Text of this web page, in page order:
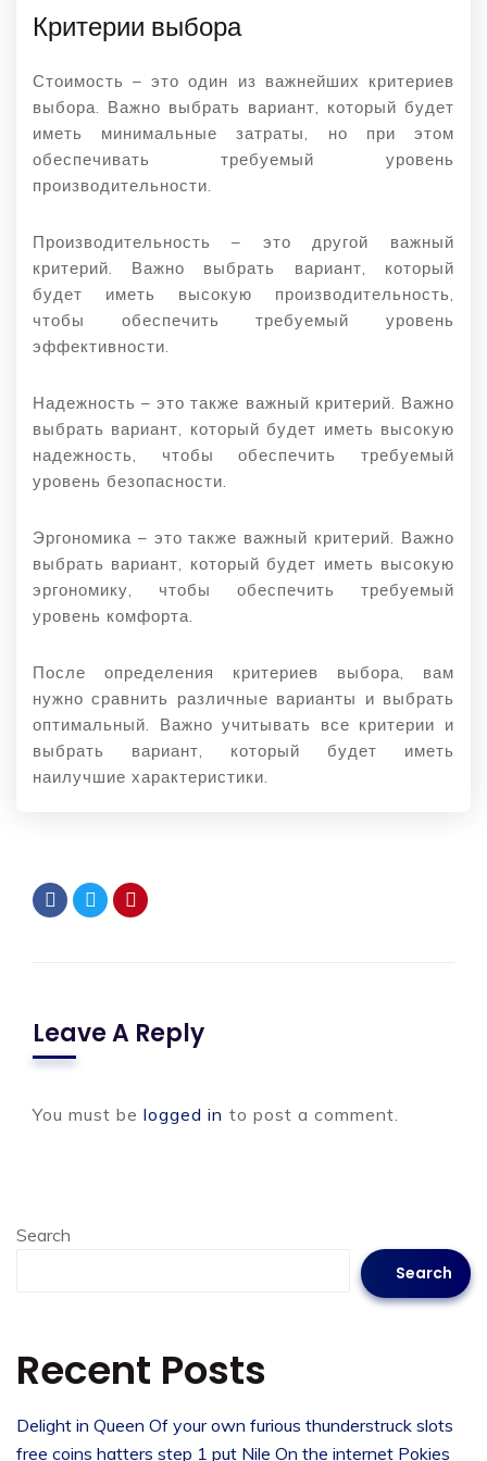
Критерии выбора
Стоимость – это один из важнейших критериев
выбора. Важно выбрать вариант, который будет
иметь минимальные затраты, но при этом
обеспечивать требуемый уровень
производительности.
Производительность – это другой важный
критерий. Важно выбрать вариант, который
будет иметь высокую производительность,
чтобы обеспечить требуемый уровень
эффективности.
Надежность – это также важный критерий. Важно
выбрать вариант, который будет иметь высокую
надежность, чтобы обеспечить требуемый
уровень безопасности.
Эргономика – это также важный критерий. Важно
выбрать вариант, который будет иметь высокую
эргономику, чтобы обеспечить требуемый
уровень комфорта.
После определения критериев выбора, вам
нужно сравнить различные варианты и выбрать
оптимальный. Важно учитывать все критерии и
выбрать вариант, который будет иметь
наилучшие характеристики.
Leave A Reply
You must belogged in to post a comment.
Search
Search
Recent Posts
Delight in Queen Of your own furious thunderstruck slots
free coins hatters step 1 put Nile On the internet Pokies